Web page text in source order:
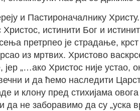
и Пастироначалнику
истинити Бог и
претрпео је страдање,
из мртвих. Христово
„…ако Христос није
и да ћемо наследити
и клону пред стихијама
не заборавимо да су